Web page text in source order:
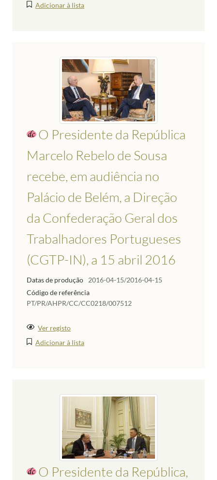
Adicionar à lista
O Presidente da República
Marcelo Rebelo de Sousa
recebe, em audiência no
Palácio de Belém, a Direção
da Confederação Geral dos
Trabalhadores Portugueses
(CGTP-IN), a 15 abril 2016
Datas de produção
2016-04-15/2016-04-15
Código de referência
PT/PR/AHPR/CC/CC0218/007512
Ver registo
Adicionar à lista
O Presidente da República,